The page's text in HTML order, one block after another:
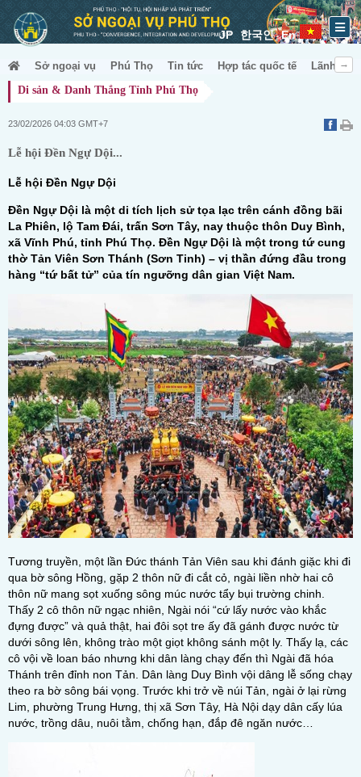
JP 한국인 En
Sở ngoại vụ Phú Thọ Tin tức Hợp tác quốc tế
Lãnh sự
Di sản & Danh Thắng Tỉnh Phú Thọ
23/02/2026 04:03 GMT+7
Lễ hội Đền Ngự Dội...
Lễ hội Đền Ngự Dội
Đền Ngự Dội là một di tích lịch sử tọa lạc trên cánh đồng bãi
La Phiên, lộ Tam Đái, trấn Sơn Tây, nay thuộc thôn Duy Bình,
xã Vĩnh Phú, tỉnh Phú Thọ. Đền Ngự Dội là một trong tứ cung
thờ Tản Viên Sơn Thánh (Sơn Tinh) – vị thần đứng đầu trong
hàng “tứ bất tử” của tín ngưỡng dân gian Việt Nam.
Tương truyền, một lần Đức thánh Tản Viên sau khi đánh giặc khi đi
qua bờ sông Hồng, gặp 2 thôn nữ đi cắt cỏ, ngài liền nhờ hai cô
thôn nữ mang sọt xuống sông múc nước tẩy bụi trường chinh.
Thấy 2 cô thôn nữ ngạc nhiên, Ngài nói “cứ lấy nước vào khắc
đựng được” và quả thật, hai đôi sọt tre ấy đã gánh được nước từ
dưới sông lên, không trào một giọt không sánh một ly. Thấy lạ, các
cô vội về loan báo nhưng khi dân làng chạy đến thì Ngài đã hóa
Thánh trên đỉnh non Tản. Dân làng Duy Bình vội dâng lễ sống chạy
theo ra bờ sông bái vọng. Trước khi trở về núi Tản, ngài ở lại rừng
Lim, phường Trung Hưng, thị xã Sơn Tây, Hà Nội dạy dân cấy lúa
nước, trồng dâu, nuôi tằm, chống hạn, đắp đê ngăn nước…